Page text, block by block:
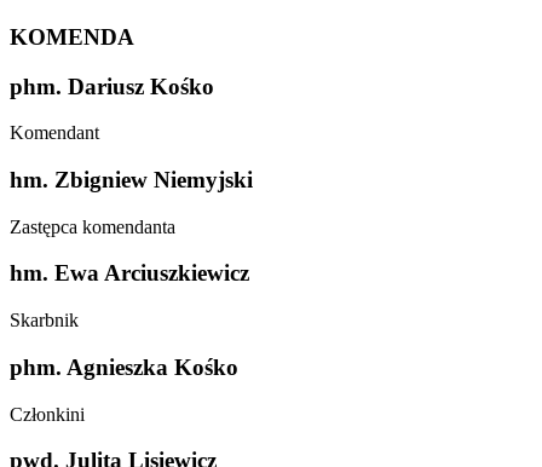
KOMENDA
phm. Dariusz Kośko
Komendant
hm. Zbigniew Niemyjski
Zastępca komendanta
hm. Ewa Arciuszkiewicz
Skarbnik
phm. Agnieszka Kośko
Członkini
pwd. Julita Lisiewicz